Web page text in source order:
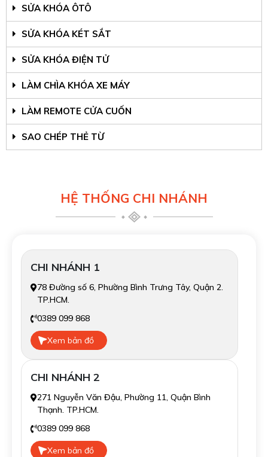
SỬA KHÓA ÔTÔ
SỬA KHÓA KÉT SẮT
SỬA KHÓA ĐIỆN TỬ
LÀM CHÌA KHÓA XE MÁY
LÀM REMOTE CỬA CUỐN
SAO CHÉP THẺ TỪ
HỆ THỐNG CHI NHÁNH
CHI NHÁNH 1
78 Đường số 6, Phường Bình Trưng Tây, Quận 2.
TP.HCM.
0389 099 868
Xem bản đồ
CHI NHÁNH 2
271 Nguyễn Văn Đậu, Phường 11, Quận Bình
Thạnh. TP.HCM.
0389 099 868
Xem bản đồ